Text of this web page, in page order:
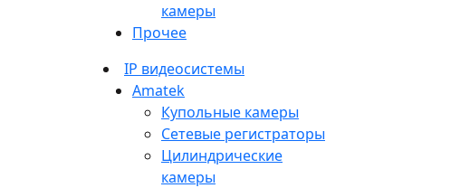
камеры
Прочее
IP видеосистемы
Amatek
Купольные камеры
Сетевые регистраторы
Цилиндрические
камеры